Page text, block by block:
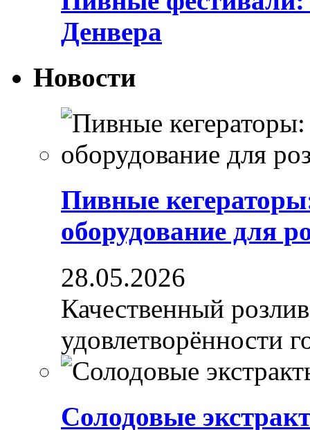
Денвера
Новости
Пивные
оборудование для
28.05.2026
Качественный
удовлетворённости
Солодовые